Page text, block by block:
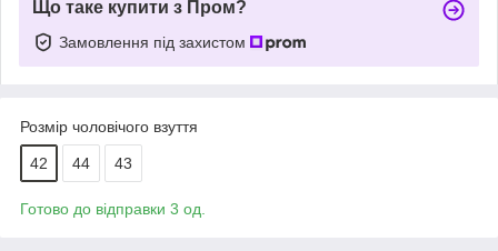
Що таке купити з Пром?
Замовлення під захистом
Розмір чоловічого взуття
42 44 43
Готово до відправки 3 од.